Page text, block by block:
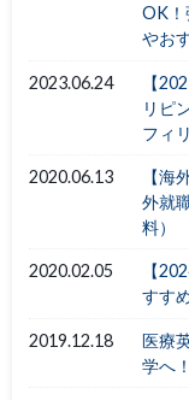
OK！
やお
2023.06.24
【
リピ
フィ
2020.06.13
【海
外就
料）
2020.02.05
【
すす
2019.12.18
医療
学へ